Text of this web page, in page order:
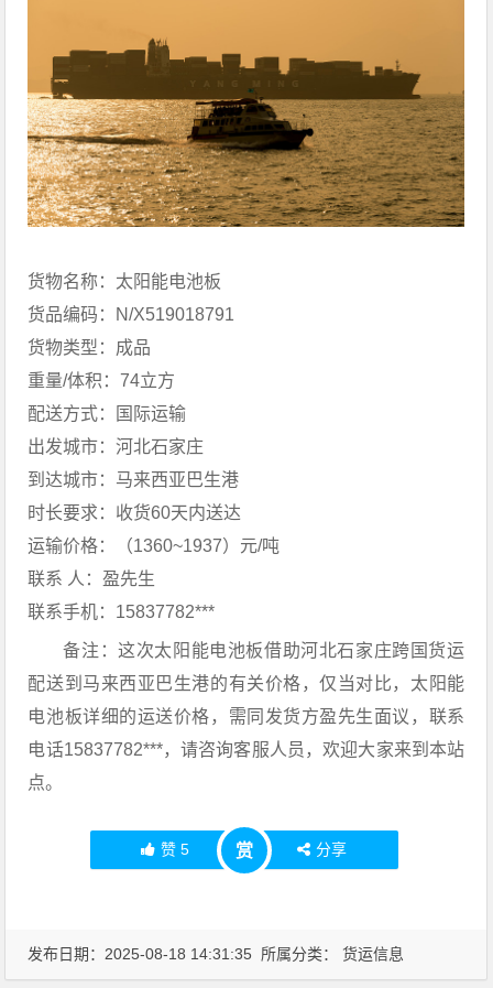
货物名称：太阳能电池板
货品编码：N/X519018791
货物类型：成品
重量/体积：74立方
配送方式：国际运输
出发城市：河北石家庄
到达城市：马来西亚巴生港
时长要求：收货60天内送达
运输价格：（1360~1937）元/吨
联系 人：盈先生
联系手机：15837782***
备注：这次太阳能电池板借助河北石家庄跨国货运
配送到马来西亚巴生港的有关价格，仅当对比，太阳能
电池板详细的运送价格，需同发货方盈先生面议，联系
电话15837782***，请咨询客服人员，欢迎大家来到本站
点。
赞 5 赏 分享
发布日期：2025-08-18 14:31:35 所属分类： 货运信息